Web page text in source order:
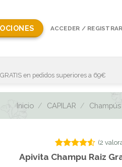
ACCEDER /
en pedidos superiores a 69€
Inicio / CAPILAR / Champús
Valorado
con4.50
2
(2
Apivita Champu Raiz